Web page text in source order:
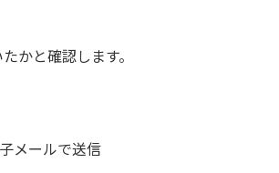
かと確認します。
メールで送信